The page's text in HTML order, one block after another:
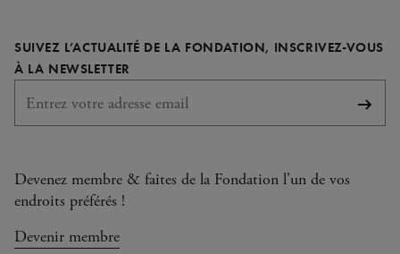
FacebookInstagram
YouTube
TikTok
SUIVEZ L’ACTUALITÉ DE LA FONDATION, INSCRIVEZ-VOUS
À LA NEWSLETTER
Devenez membre & faites de la Fondation l'un de vos
endroits préférés !
Devenir membre